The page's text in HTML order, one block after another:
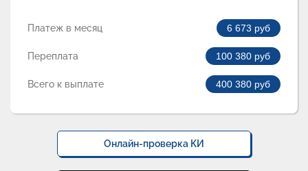
Платеж в месяц 6 673 руб
Переплата 100 380 руб
Всего к выплате 400 380 руб
Онлайн-проверка КИ